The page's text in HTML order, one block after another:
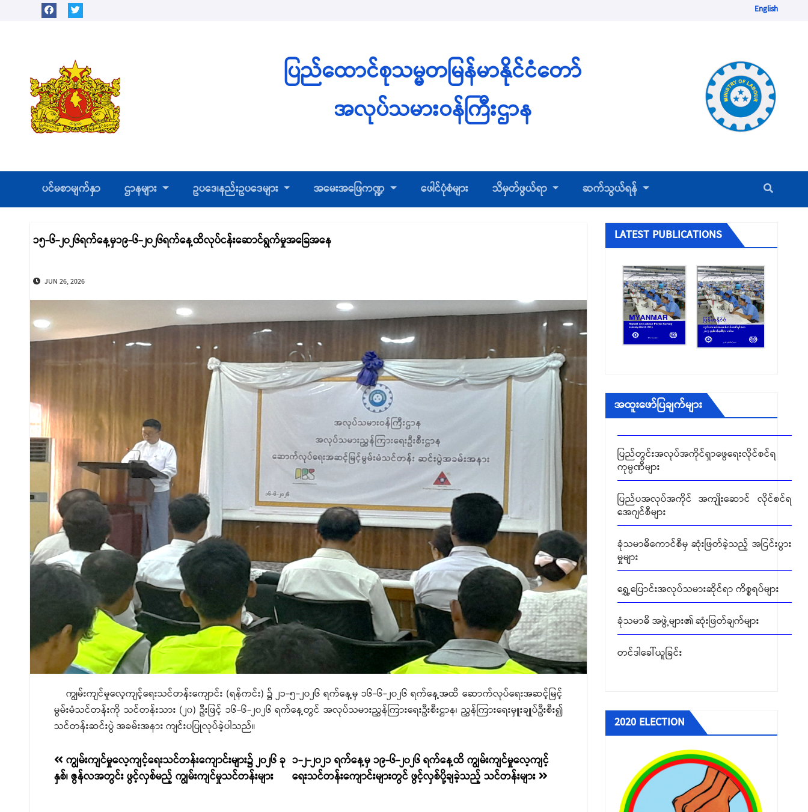
English
အလုပ်သမားဝန်ကြီးဌာန
ပြည်ထောင်စုသမ္မတမြန်မာနိုင်ငံတော်
ပင်မစာမျက်နှာ ဌာနများ ဥပဒေ၊နည်းဥပဒေများ အမေးအဖြေကဏ္ဍ ဖေါင်ပုံစံများ သိမှတ်ဖွယ်ရာ ဆက်သွယ်ရန်
၁၅-၆-၂၀၂၆ရက်နေ့မှ၁၉-၆-၂၀၂၆ရက်နေ့ထိလုပ်ငန်းဆောင်ရွက်မှုအခြေအနေ
JUN 26, 2026
ကျွမ်းကျင်မှုလေ့ကျင့်ရေးသင်တန်းကျောင်း (ရန်ကင်း) ၌ ၂၁-၅-၂၀၂၆ ရက်နေ့မှ ၁၆-၆-၂၀၂၆ ရက်နေ့အထိ ဆောက်လုပ်ရေးအဆင့်မြင့်
မွမ်းမံသင်တန်းကို သင်တန်းသား (၂၀) ဦးဖြင့် ၁၆-၆-၂၀၂၆ ရက်နေ့တွင် အလုပ်သမားညွှန်ကြားရေးဦးစီးဌာန၊ ညွှန်ကြားရေးမှူးချုပ်ဦးစီး၍
သင်တန်းဆင်းပွဲ အခမ်းအနား ကျင်းပပြုလုပ်ခဲ့ပါသည်။
စာမူ
လမ်းကြောင်း
၁-၂-၂၀၂၁ ရက်နေ့မှ ၁၉-၆-၂၀၂၆ ရက်နေ့ထိ ကျွမ်းကျင်မှုလေ့ကျင့်
ရေးသင်တန်းကျောင်းများတွင် ဖွင့်လှစ်ပို့ချခဲ့သည့် သင်တန်းများ
ကျွမ်းကျင်မှုလေ့ကျင့်ရေးသင်တန်းကျောင်းများ၌ ၂၀၂၆ ခု
နှစ်၊ ဇွန်လအတွင်း ဖွင့်လှစ်မည့် ကျွမ်းကျင်မှုသင်တန်းများ
LATEST PUBLICATIONS
အထူးဖော်ပြချက်များ
ပြည်တွင်းအလုပ်အကိုင်ရှာဖွေရေးလိုင်စင်ရ
ကုမ္ပဏီများ
ပြည်ပအလုပ်အကိုင် အကျိုးဆောင် လိုင်စင်ရ
အေဂျင်စီများ
ခုံသမာဓိကောင်စီမှ ဆုံးဖြတ်ခဲ့သည့် အငြင်းပွား
မှုများ
ရွှေ့ပြောင်းအလုပ်သမားဆိုင်ရာ ကိစ္စရပ်များ
ခုံသမာဓိ အဖွဲ့များ၏ ဆုံးဖြတ်ချက်များ
ပြည်တွင်းအလုပ်အကိုင်ရှာဖွေရေးလိုင်စင်ရ
ပြည်ပအလုပ်အကိုင် အကျိုးဆောင် လိုင်စင်ရ
အေဂျင်စီများ
ခုံသမာဓိကောင်စီမှ ဆုံးဖြတ်ခဲ့သည့် အငြင်းပွား
မှုများ
ရွှေ့ပြောင်းအလုပ်သမားဆိုင်ရာ ကိစ္စရပ်များ
ခုံသမာဓိ အဖွဲ့များ၏ ဆုံးဖြတ်ချက်များ
တင်ဒါခေါ်ယူခြင်း
2020 ELECTION